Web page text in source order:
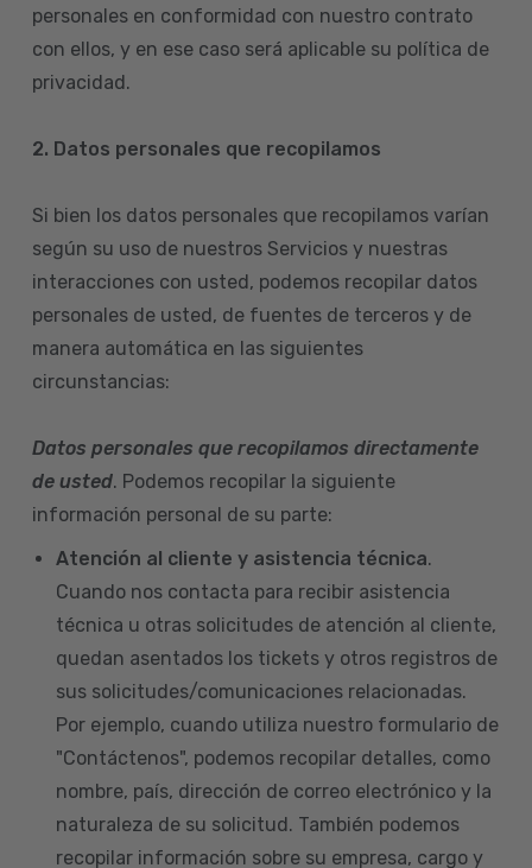
personales en conformidad con nuestro contrato
con ellos, y en ese caso será aplicable su política de
privacidad.
2. Datos personales que recopilamos
Si bien los datos personales que recopilamos varían
según su uso de nuestros Servicios y nuestras
interacciones con usted, podemos recopilar datos
personales de usted, de fuentes de terceros y de
manera automática en las siguientes
circunstancias:
Datos personales que recopilamos directamente
de usted. Podemos recopilar la siguiente
información personal de su parte:
Atención al cliente y asistencia técnica.
Cuando nos contacta para recibir asistencia
técnica u otras solicitudes de atención al cliente,
quedan asentados los tickets y otros registros de
sus solicitudes/comunicaciones relacionadas.
Por ejemplo, cuando utiliza nuestro formulario de
"Contáctenos", podemos recopilar detalles, como
nombre, país, dirección de correo electrónico y la
naturaleza de su solicitud. También podemos
recopilar información sobre su empresa, cargo y